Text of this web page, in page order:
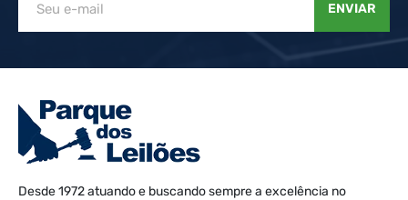
ENVIAR
Desde 1972 atuando e buscando sempre a excelência no